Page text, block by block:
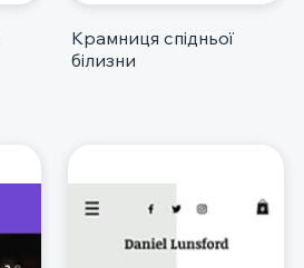
Крамниця спідньої
білизни